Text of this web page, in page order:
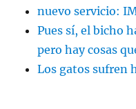
nuevo servicio:
Pues sí, el bicho
pero hay cosas
Los gatos sufren